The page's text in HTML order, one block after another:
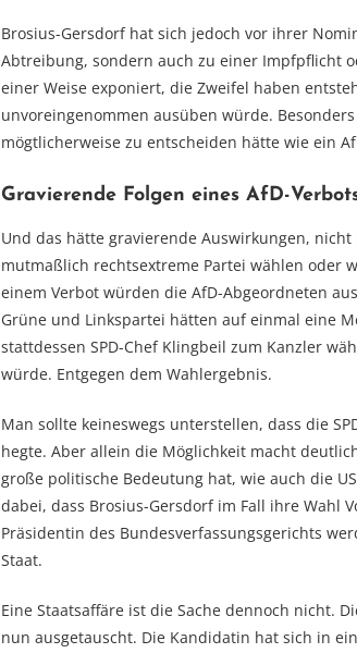
Brosius-Gersdorf hat sich jedoch vor ihrer
Abtreibung, sondern auch zu einer Impfpflicht
einer Weise exponiert, die Zweifel haben
unvoreingenommen ausüben würde.
mögtlicherweise zu entscheiden hätte wie ein
Gravierende Folgen eines AfD-
Und das hätte gravierende Auswirkungen,
mutmaßlich rechtsextreme Partei wählen oder
einem Verbot würden die AfD-Abgeordneten
Grüne und Linkspartei hätten auf einmal eine
stattdessen SPD-Chef Klingbeil zum Kanzler
würde. Entgegen dem Wahlergebnis.
Man sollte keineswegs unterstellen, dass die
hegte. Aber allein die Möglichkeit macht
große politische Bedeutung hat, wie auch die
dabei, dass Brosius-Gersdorf im Fall ihre Wahl
Präsidentin des Bundesverfassungsgerichts
Staat.
Eine Staatsaffäre ist die Sache dennoch nicht.
nun ausgetauscht. Die Kandidatin hat sich in